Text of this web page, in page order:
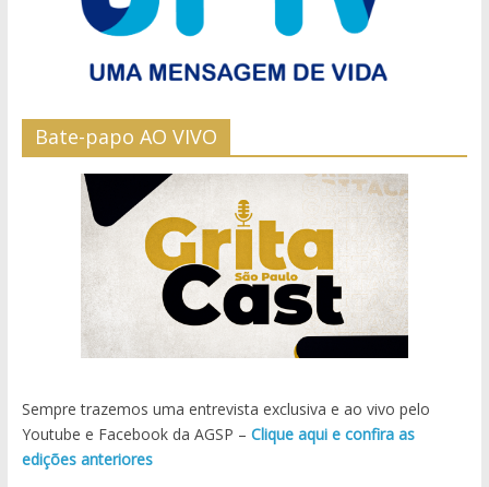
Bate-papo AO VIVO
Sempre trazemos uma entrevista exclusiva e ao vivo pelo
Youtube e Facebook da AGSP – Clique aqui e confira as
edições anteriores